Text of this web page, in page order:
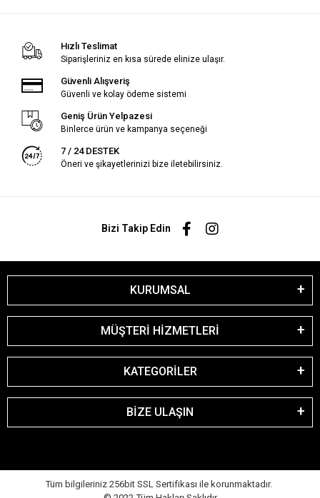
Hızlı Teslimat
Siparişleriniz en kısa sürede elinize ulaşır.
Güvenli Alışveriş
Güvenli ve kolay ödeme sistemi
Geniş Ürün Yelpazesi
Binlerce ürün ve kampanya seçeneği
7 / 24 DESTEK
Öneri ve şikayetlerinizi bize iletebilirsiniz.
Bizi Takip Edin
KURUMSAL
MÜŞTERİ HİZMETLERİ
KATEGORİLER
BİZE ULAŞIN
Tüm bilgileriniz 256bit SSL Sertifikası ile korunmaktadır.